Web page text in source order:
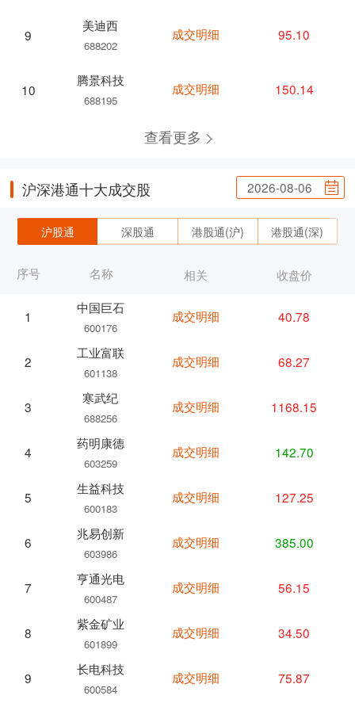
9
美迪西
688202
10
腾景科技
688195
成交明细 95.10
成交明细 150.14
查看更多
沪深港通十大成交股 2026-08-06
沪股通 深股通 港股通(沪) 港股通(深)
序号 名称
1
中国巨石
600176
2
工业富联
601138
3
寒武纪
688256
4
药明康德
603259
5
生益科技
600183
6
兆易创新
603986
7
亨通光电
600487
8
紫金矿业
601899
9
长电科技
600584
相关 收盘价
成交明细 40.78
成交明细 68.27
成交明细 1168.15
成交明细 142.70
成交明细 127.25
成交明细 385.00
成交明细 56.15
成交明细 34.50
成交明细 75.87